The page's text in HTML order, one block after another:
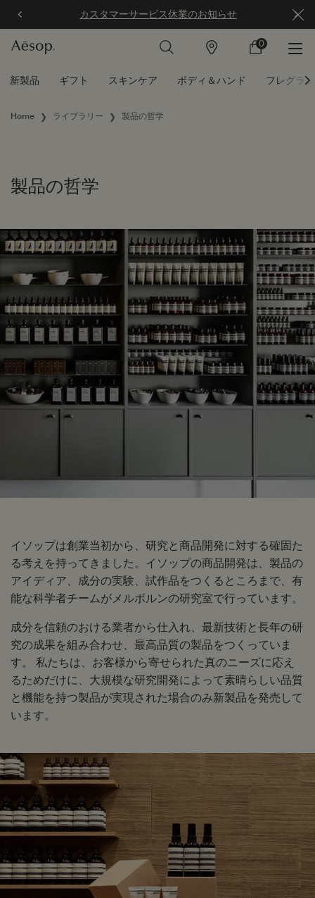
カスタマーサービス休業のお知らせ
店
カ
0
0 カート内の製
新製品 ギフト スキンケア ボディ＆ハンド フレグラ
Home ライブラリー 製品の哲学
製品の哲学
イソップは創業当初から、研究と商品開発に対する確固た
る考えを持ってきました。イソップの商品開発は、製品の
アイディア、成分の実験、試作品をつくるところまで、有
能な科学者チームがメルボルンの研究室で行っています。
成分を信頼のおける業者から仕入れ、最新技術と長年の研
究の成果を組み合わせ、最高品質の製品をつくっていま
す。 私たちは、お客様から寄せられた真のニーズに応え
るためだけに、大規模な研究開発によって素晴らしい品質
と機能を持つ製品が実現された場合のみ新製品を発売して
います。